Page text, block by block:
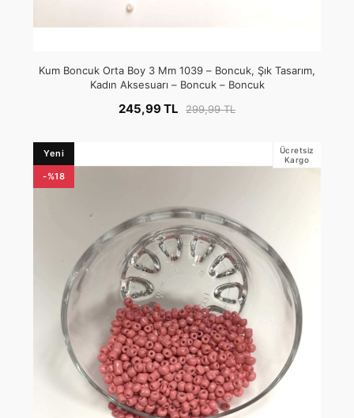
Kum Boncuk Orta Boy 3 Mm 1039 – Boncuk, Şık Tasarım,
Kadın Aksesuarı – Boncuk – Boncuk
245,99 TL 299,99 TL
Yeni
-%18
Ücretsiz
Kargo